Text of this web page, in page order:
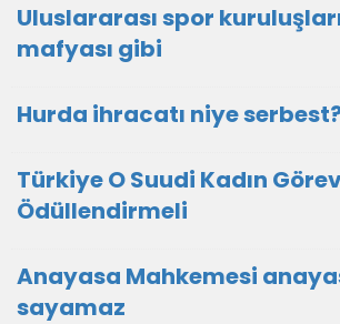
Uluslararası spor
mafyası gibi
Hurda ihracatı niye
Türkiye O Suudi Kadın
Ödüllendirmeli
Anayasa Mahkemesi
sayamaz